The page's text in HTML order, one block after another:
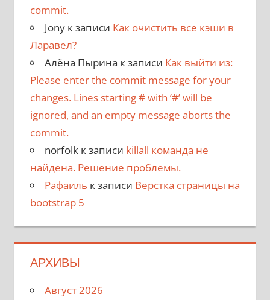
commit.
Jonyк записи Как очистить все кэши в
Ларавел?
Алёна Пырина к записи Как выйти из:
Please enter the commit message for your
changes. Lines starting # with ‘#’ will be
ignored, and an empty message aborts the
commit.
norfolkк записи killall команда не
найдена. Решение проблемы.
Рафаиль к записи Верстка страницы на
bootstrap 5
АРХИВЫ
Август 2026